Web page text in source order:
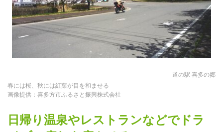
道の駅 喜多の郷
春には桜、秋には紅葉が目を和ませる
画像提供：喜多方市ふるさと振興株式会社
日帰り温泉やレストランなどでドラ